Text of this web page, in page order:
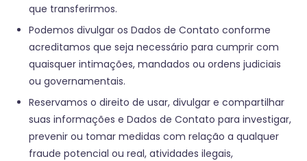
que transferirmos.
Podemos divulgar os Dados de Contato conforme
acreditamos que seja necessário para cumprir com
quaisquer intimações, mandados ou ordens judiciais
ou governamentais.
Reservamos o direito de usar, divulgar e compartilhar
suas informações e Dados de Contato para investigar,
prevenir ou tomar medidas com relação a qualquer
fraude potencial ou real, atividades ilegais,